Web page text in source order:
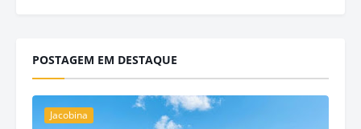
POSTAGEM EM DESTAQUE
Jacobina